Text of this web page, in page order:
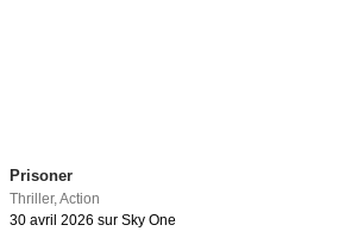
Prisoner
Thriller,Action
30 avril 2026 sur Sky One